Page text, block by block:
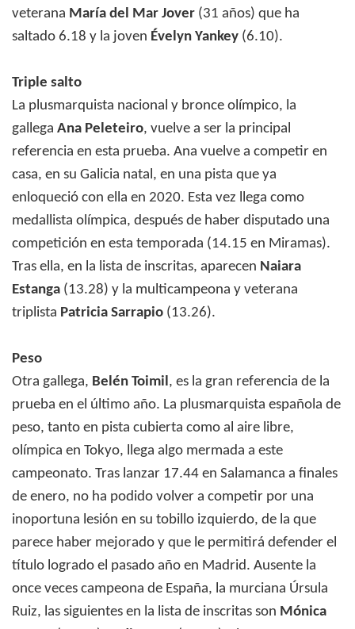
veterana María del Mar Jover (31 años) que ha
saltado 6.18 y la joven Évelyn Yankey (6.10).
Triple salto
La plusmarquista nacional y bronce olímpico, la
gallega Ana Peleteiro, vuelve a ser la principal
referencia en esta prueba. Ana vuelve a competir en
casa, en su Galicia natal, en una pista que ya
enloqueció con ella en 2020. Esta vez llega como
medallista olímpica, después de haber disputado una
competición en esta temporada (14.15 en Miramas).
Tras ella, en la lista de inscritas, aparecen Naiara
Estanga (13.28) y la multicampeona y veterana
triplista Patricia Sarrapio (13.26).
Peso
Otra gallega, Belén Toimil , es la gran referencia de la
prueba en el último año. La plusmarquista española de
peso, tanto en pista cubierta como al aire libre,
olímpica en Tokyo, llega algo mermada a este
campeonato. Tras lanzar 17.44 en Salamanca a finales
de enero, no ha podido volver a competir por una
inoportuna lesión en su tobillo izquierdo, de la que
parece haber mejorado y que le permitirá defender el
título logrado el pasado año en Madrid. Ausente la
once veces campeona de España, la murciana Úrsula
Ruiz, las siguientes en la lista de inscritas son Mónica